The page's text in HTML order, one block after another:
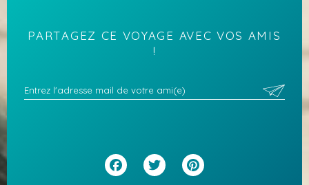
PARTAGEZ CE VOYAGE AVEC VOS AMIS
!
Facebook
Twitter